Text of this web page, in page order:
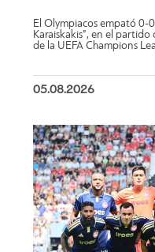
El Olympiacos empató 0-
Karaiskakis”, en el
de la UEFA Champions
05.08.2026